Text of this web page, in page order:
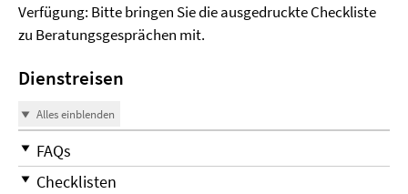
Verfügung: Bitte bringen Sie die ausgedruckte Checkliste
zu Beratungsgesprächen mit.
Dienstreisen
Alles einblenden
FAQs
Checklisten